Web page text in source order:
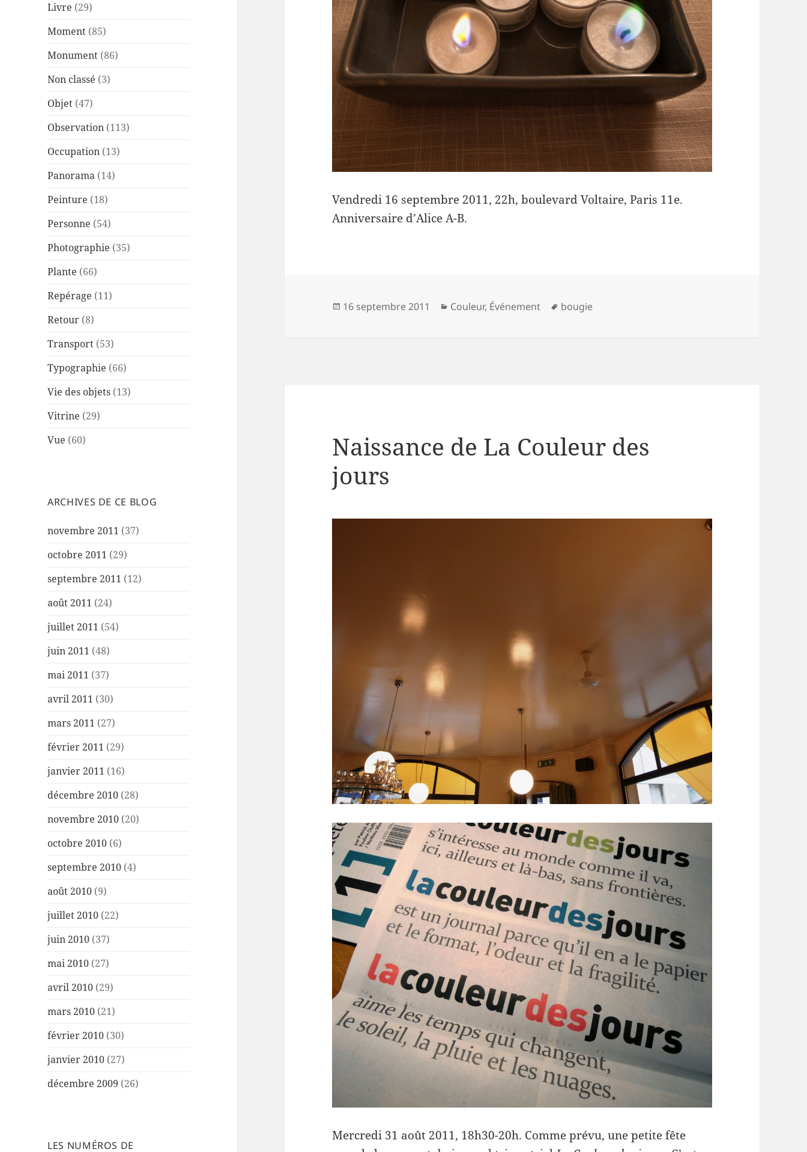
Livre (29)
Moment (85)
Monument (86)
Non classé (3)
Objet (47)
Observation (113)
Occupation (13)
Panorama (14)
Peinture (18)
Personne (54)
Photographie (35)
Plante (66)
Repérage (11)
Retour (8)
Transport (53)
Typographie (66)
Vie des objets (13)
Vitrine (29)
Vue (60)
ARCHIVES DE CE BLOG
novembre 2011 (37)
octobre 2011 (29)
septembre 2011 (12)
août 2011 (24)
juillet 2011 (54)
juin 2011 (48)
mai 2011 (37)
avril 2011 (30)
mars 2011 (27)
février 2011 (29)
janvier 2011 (16)
décembre 2010 (28)
novembre 2010 (20)
octobre 2010 (6)
septembre 2010 (4)
août 2010 (9)
juillet 2010 (22)
juin 2010 (37)
mai 2010 (27)
avril 2010 (29)
mars 2010 (21)
février 2010 (30)
janvier 2010 (27)
décembre 2009 (26)
LES NUMÉROS DE
Vendredi 16 septembre 2011, 22h, boulevard Voltaire, Paris 11e.
Anniversaire d’Alice A-B.
Publié
16 septembre 2011 Catégories
Couleur, Événement
Mots-
bougie
Naissance de La Couleur des
jours
Mercredi 31 août 2011, 18h30-20h. Comme prévu, une petite fête